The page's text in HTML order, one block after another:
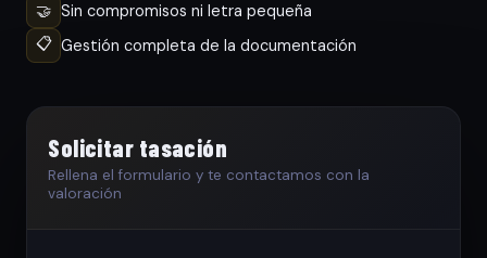
🤝 Sin compromisos ni letra pequeña
📋 Gestión completa de la documentación
Solicitar tasación
Rellena el formulario y te contactamos con la
valoración